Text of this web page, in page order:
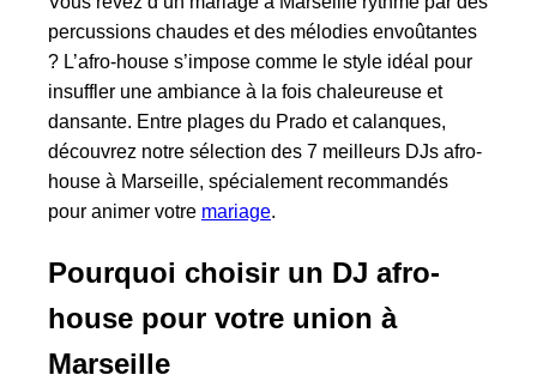
percussions chaudes et des mélodies envoûtantes
? L’afro-house s’impose comme le style idéal pour
insuffler une ambiance à la fois chaleureuse et
dansante. Entre plages du Prado et calanques,
découvrez notre sélection des 7 meilleurs DJs afro-
house à Marseille, spécialement recommandés
pour animer votre mariage.
Pourquoi choisir un DJ afro-
house pour votre union à
Marseille